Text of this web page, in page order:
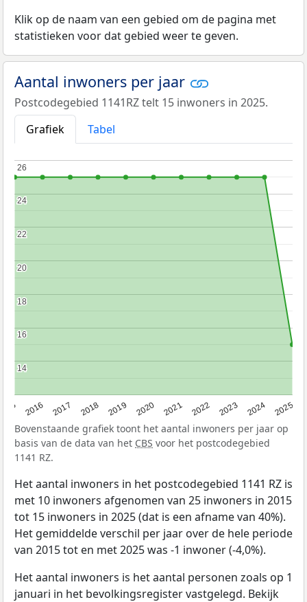
Klik op de naam van een gebied om de pagina met
statistieken voor dat gebied weer te geven.
Aantal inwoners per jaar
Postcodegebied 1141RZ telt 15 inwoners in 2025.
Grafiek
Tabel
2016 2017 2018 2019 2020 2021 2022 2023 2024 2025
14
14
16
16
18
18
20
20
22
22
24
24
26
26
Bovenstaande grafiek toont het aantal inwoners per jaar op
basis van de data van het CBS voor het postcodegebied
1141 RZ.
Het aantal inwoners in het postcodegebied 1141 RZ is
met 10 inwoners afgenomen van 25 inwoners in 2015
tot 15 inwoners in 2025 (dat is een afname van 40%).
Het gemiddelde verschil per jaar over de hele periode
van 2015 tot en met 2025 was -1 inwoner (-4,0%).
Het aantal inwoners is het aantal personen zoals op 1
januari in het bevolkingsregister vastgelegd. Bekijk